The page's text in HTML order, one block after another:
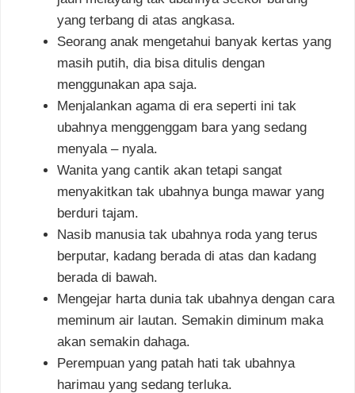
yang terbang di atas angkasa.
Seorang anak mengetahui banyak kertas yang
masih putih, dia bisa ditulis dengan
menggunakan apa saja.
Menjalankan agama di era seperti ini tak
ubahnya menggenggam bara yang sedang
menyala – nyala.
Wanita yang cantik akan tetapi sangat
menyakitkan tak ubahnya bunga mawar yang
berduri tajam.
Nasib manusia tak ubahnya roda yang terus
berputar, kadang berada di atas dan kadang
berada di bawah.
Mengejar harta dunia tak ubahnya dengan cara
meminum air lautan. Semakin diminum maka
akan semakin dahaga.
Perempuan yang patah hati tak ubahnya
harimau yang sedang terluka.